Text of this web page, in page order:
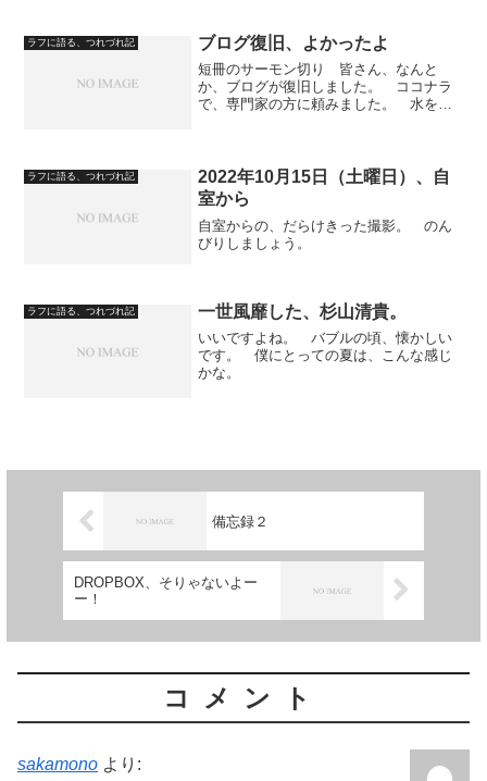
のツーサイクルというモンスターマシン
もありました。ヤマハは...
ラフに語る、つれづれ記 ブログ復旧、よかったよ
短冊のサーモン切り 皆さん、なんと
か、ブログが復旧しました。 ココナラ
で、専門家の方に頼みました。 水を得
応援、ありがとうございます...
ラフに語る、つれづれ記
2022年10月15日（土曜日）、自
室から
自室からの、だらけきった撮影。 のん
びりしましょう。
ラフに語る、つれづれ記 一世風靡した、杉山清貴。
いいですよね。 バブルの頃、懐かしい
です。 僕にとっての夏は、こんな感じ
かな。
備忘録２
DROPBOX、そりゃないよー
ー！
コメント
sakamono より: